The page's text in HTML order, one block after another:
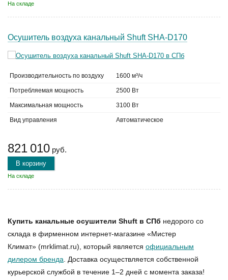
На складе
Осушитель воздуха канальный Shuft SHA-D170
Производительность по воздуху 1600 м³/ч
Потребляемая мощность 2500 Вт
Максимальная мощность 3100 Вт
Вид управления Автоматическое
821 010 руб.
В корзину
На складе
Купить канальные осушители Shuft в СПб недорого со
склада в фирменном интернет-магазине «Мистер
Климат» (mrklimat.ru), который является официальным
дилером бренда . Доставка осуществляется собственной
курьерской службой в течение 1–2 дней с момента заказа!